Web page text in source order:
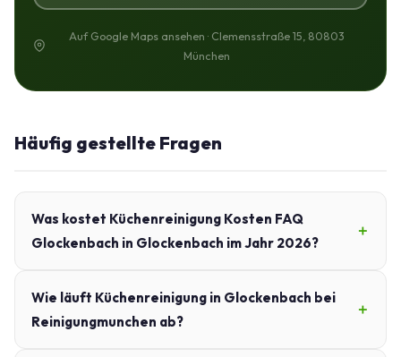
Auf Google Maps ansehen · Clemensstraße 15, 80803
München
Häufig gestellte Fragen
Was kostet Küchenreinigung Kosten FAQ
Glockenbach in Glockenbach im Jahr 2026?
Wie läuft Küchenreinigung in Glockenbach bei
Reinigungmunchen ab?